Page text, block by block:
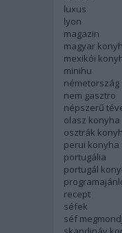
luxus
lyon
magazin
magyar
mexikói
minihu
németország
nem gasztro
népszerű
olasz konyha
osztrák
perui konyha
portugália
portugál
recept
séfek
séf